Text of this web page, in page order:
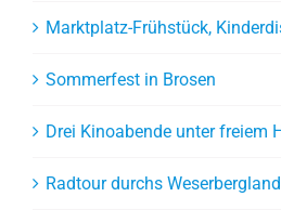
Marktplatz-Frühstück,
Sommerfest in Brosen
Drei Kinoabende unter freiem
Radtour durchs Weserbergland